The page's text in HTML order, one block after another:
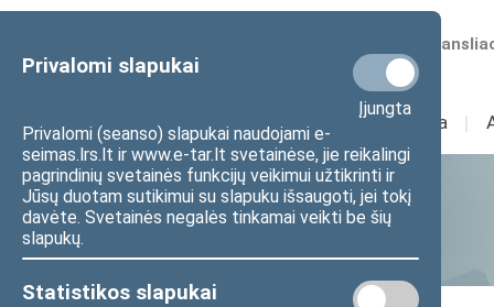
Privalomi slapukai
Įjungta
Privalomi (seanso) slapukai naudojami e-
seimas.lrs.lt ir www.e-tar.lt svetainėse, jie reikalingi
pagrindinių svetainės funkcijų veikimui užtikrinti ir
Jūsų duotam sutikimui su slapuku išsaugoti, jei tokį
davėte. Svetainės negalės tinkamai veikti be šių
slapukų.
Statistikos slapukai
Numatomos
Sudėtis Veikla I
Statistika